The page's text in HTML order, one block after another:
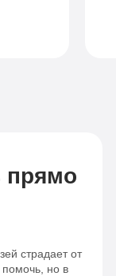
прямо
страдает от
помочь, но в